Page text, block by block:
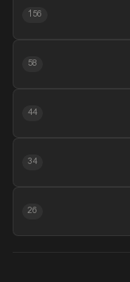
156
58
44
34
26